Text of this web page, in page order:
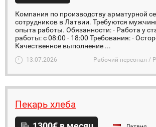
Компания по производству арматурной
сотрудников в Латвии. Требуются
опыта работы. Обязанности: - Работа у
работы: с 08:00 - 18:00 Требования: -
Качественное выполнение ...
13.07.2026 Рабочий персонал /
Пекарь хлеба